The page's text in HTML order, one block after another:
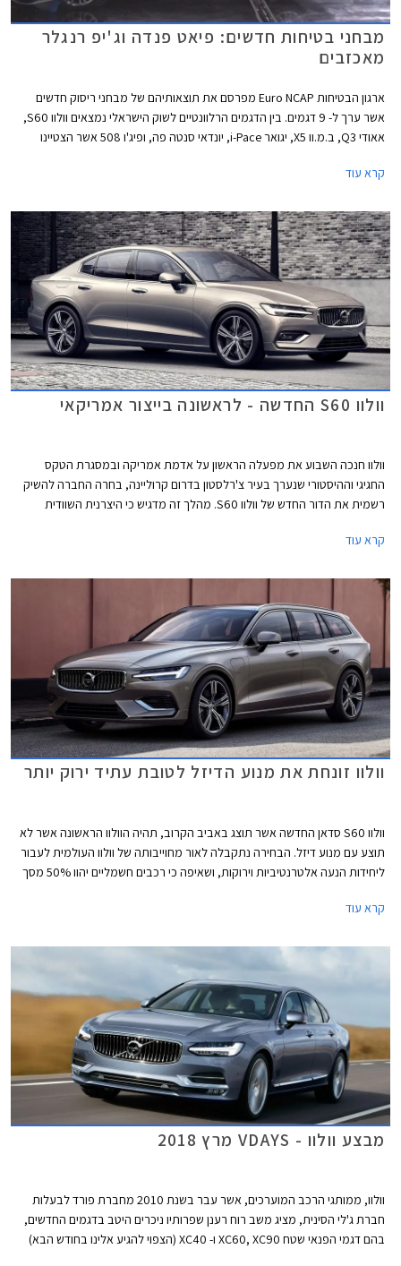
מבחני בטיחות חדשים: פיאט פנדה וג'יפ רנגלר
מאכזבים
ארגון הבטיחות Euro NCAP מפרסם את תוצאותיהם של מבחני ריסוק חדשים
אשר ערך ל- 9 דגמים. בין הדגמים הרלוונטיים לשוק הישראלי נמצאים וולוו S60,
אאודי Q3, ב.מ.וו X5, יגואר i-Pace, יונדאי סנטה פה, ופיג'ו 508 אשר הצטיינו
שהציגו ציונים נמוכים במיוחד.
קרא עוד
וולוו S60 החדשה - לראשונה בייצור אמריקאי
וולוו חנכה השבוע את מפעלה הראשון על אדמת אמריקה ובמסגרת הטקס
החגיגי וההיסטורי שנערך בעיר צ'רלסטון בדרום קרוליינה, בחרה החברה להשיק
רשמית את הדור החדש של וולוו S60. מהלך זה מדגיש כי היצרנית השוודית
המכירות בשוק האמריקאי החשוב.
קרא עוד
וולוו זונחת את מנוע הדיזל לטובת עתיד ירוק יותר
וולוו S60 סדאן החדשה אשר תוצג באביב הקרוב, תהיה הוולוו הראשונה אשר לא
תוצע עם מנוע דיזל. הבחירה נתקבלה לאור מחוייבותה של וולוו העולמית לעבור
ליחידות הנעה אלטרנטיביות וירוקות, ושאיפה כי רכבים חשמליים יהוו 50% מסך
קרא עוד
מבצע וולוו - VDAYS מרץ 2018
וולוו, ממותגי הרכב המוערכים, אשר עבר בשנת 2010 מחברת פורד לבעלות
חברת ג'לי הסינית, מציג משב רוח רענן שפרותיו ניכרים היטב בדגמים החדשים,
בהם דגמי הפנאי שטח XC60, XC90 ו- XC40 (הצפוי להגיע אלינו בחודש הבא)